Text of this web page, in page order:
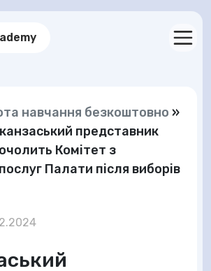
навчання безкоштовно »
представник
Комітет з
Палати після виборів